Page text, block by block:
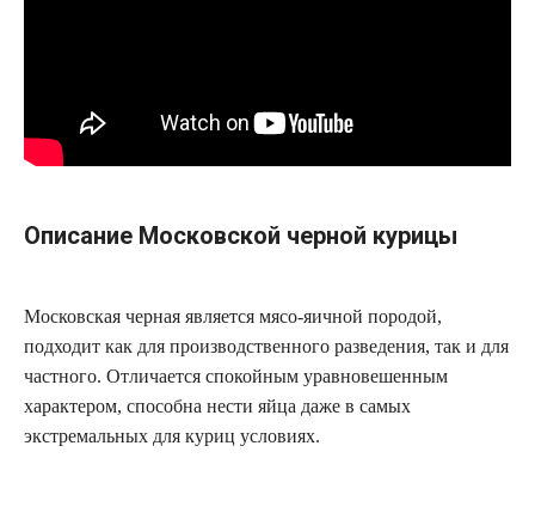
Описание Московской черной курицы
Московская черная является мясо-яичной породой,
подходит как для производственного разведения, так и для
частного. Отличается спокойным уравновешенным
характером, способна нести яйца даже в самых
экстремальных для куриц условиях.